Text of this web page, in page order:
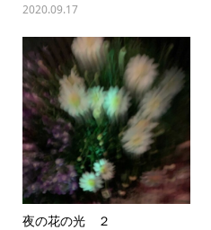
2020.09.17
夜の花の光 ２